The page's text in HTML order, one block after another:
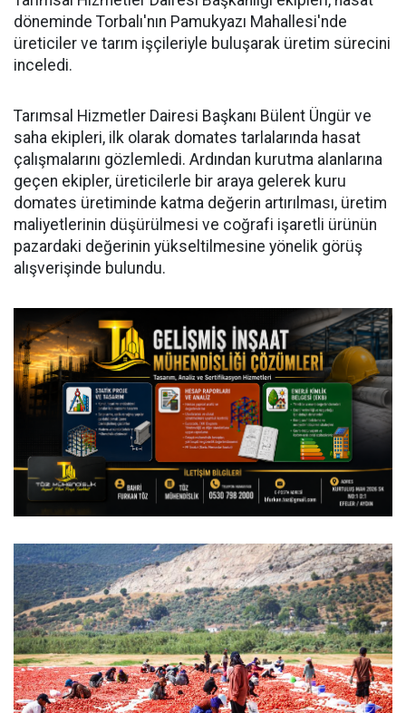
döneminde Torbalı'nın Pamukyazı Mahallesi'nde
üreticiler ve tarım işçileriyle buluşarak üretim sürecini
inceledi.
Tarımsal Hizmetler Dairesi Başkanı Bülent Üngür ve
saha ekipleri, ilk olarak domates tarlalarında hasat
çalışmalarını gözlemledi. Ardından kurutma alanlarına
geçen ekipler, üreticilerle bir araya gelerek kuru
domates üretiminde katma değerin artırılması, üretim
maliyetlerinin düşürülmesi ve coğrafi işaretli ürünün
pazardaki değerinin yükseltilmesine yönelik görüş
alışverişinde bulundu.